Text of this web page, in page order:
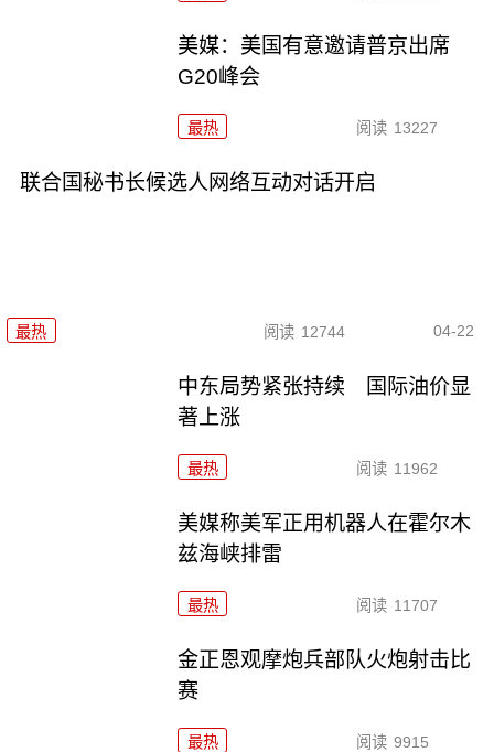
美媒：美国有意邀请普京出席
G20峰会
最热 阅读 13227
联合国秘书长候选人网络互动对话开启
最热 阅读 12744 04-22
中东局势紧张持续 国际油价显
著上涨
最热 阅读 11962
美媒称美军正用机器人在霍尔木
兹海峡排雷
最热 阅读 11707
金正恩观摩炮兵部队火炮射击比
赛
最热 阅读 9915